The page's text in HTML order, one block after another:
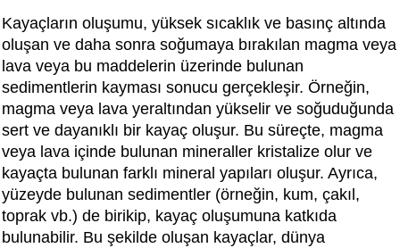
Kayaçların oluşumu, yüksek sıcaklık ve basınç altında
oluşan ve daha sonra soğumaya bırakılan magma veya
lava veya bu maddelerin üzerinde bulunan
sedimentlerin kayması sonucu gerçekleşir. Örneğin,
magma veya lava yeraltından yükselir ve soğuduğunda
sert ve dayanıklı bir kayaç oluşur. Bu süreçte, magma
veya lava içinde bulunan mineraller kristalize olur ve
kayaçta bulunan farklı mineral yapıları oluşur. Ayrıca,
yüzeyde bulunan sedimentler (örneğin, kum, çakıl,
toprak vb.) de birikip, kayaç oluşumuna katkıda
bulunabilir. Bu şekilde oluşan kayaçlar, dünya